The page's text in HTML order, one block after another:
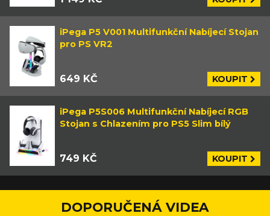
iPega P5 V001 Multifunkční Nabíjecí Stojan
pro PS VR2
649 KČ KOUPIT
iPega P5S006 Multifunkční Nabíjecí RGB
Stojan s Chlazením pro PS5 Slim bílý
749 KČ KOUPIT
DOPORUČENÁ VIDEA